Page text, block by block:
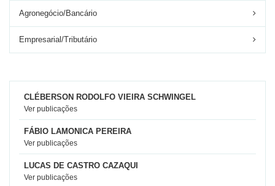
Agronegócio/Bancário
Empresarial/Tributário
CLÉBERSON RODOLFO VIEIRA SCHWINGEL
Ver publicações
FÁBIO LAMONICA PEREIRA
Ver publicações
LUCAS DE CASTRO CAZAQUI
Ver publicações